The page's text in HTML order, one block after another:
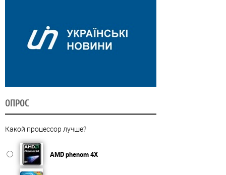
ОПРОС
Какой процессор лучше?
AMD phenom 4X